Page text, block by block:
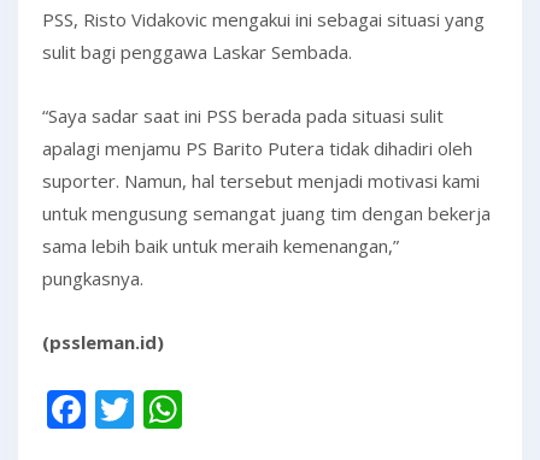
PSS, Risto Vidakovic mengakui ini sebagai situasi yang
sulit bagi penggawa Laskar Sembada.
“Saya sadar saat ini PSS berada pada situasi sulit
apalagi menjamu PS Barito Putera tidak dihadiri oleh
suporter. Namun, hal tersebut menjadi motivasi kami
untuk mengusung semangat juang tim dengan bekerja
sama lebih baik untuk meraih kemenangan,”
pungkasnya.
(pssleman.id)
Facebook
Twitter